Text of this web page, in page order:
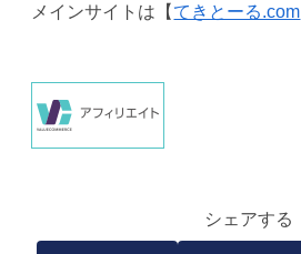
メインサイトは【てきとーる.com
シェアする